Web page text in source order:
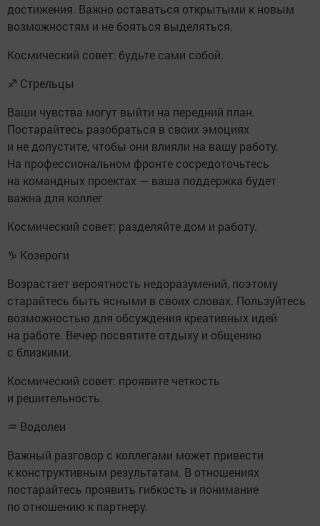
достижения. Важно оставаться открытыми к новым
возможностям и не бояться выделяться.
Космический совет: будьте сами собой.
♐ Стрельцы
Ваши чувства могут выйти на передний план.
Постарайтесь разобраться в своих эмоциях
и не допустите, чтобы они влияли на вашу работу.
На профессиональном фронте сосредоточьтесь
на командных проектах — ваша поддержка будет
важна для коллег
Космический совет: разделяйте дом и работу.
♑ Козероги
Возрастает вероятность недоразумений, поэтому
старайтесь быть ясными в своих словах. Пользуйтесь
возможностью для обсуждения креативных идей
на работе. Вечер посвятите отдыху и общению
с близкими.
Космический совет: проявите четкость
и решительность.
♒ Водолеи
Важный разговор с коллегами может привести
к конструктивным результатам. В отношениях
постарайтесь проявить гибкость и понимание
по отношению к партнеру.